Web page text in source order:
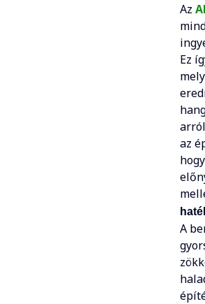
Az
Ez
az
A